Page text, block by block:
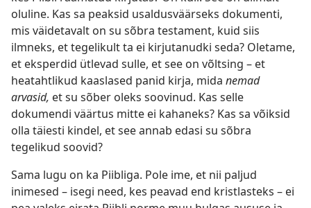
oluline. Kas sa peaksid usaldusväärseks dokumenti,
mis väidetavalt on su sõbra testament, kuid siis
ilmneks, et tegelikult ta ei kirjutanudki seda? Oletame,
et eksperdid ütlevad sulle, et see on võltsing – et
heatahtlikud kaaslased panid kirja, mida nemad
arvasid, et su sõber oleks soovinud. Kas selle
dokumendi väärtus mitte ei kahaneks? Kas sa võiksid
olla täiesti kindel, et see annab edasi su sõbra
tegelikud soovid?
Sama lugu on ka Piibliga. Pole ime, et nii paljud
inimesed – isegi need, kes peavad end kristlasteks – ei